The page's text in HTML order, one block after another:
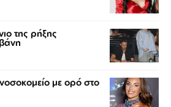
της ρήξης
με ορό στο